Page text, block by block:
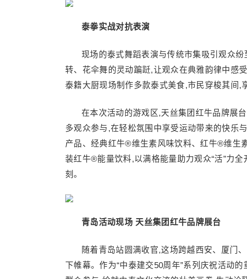
泰拳实战对抗表演
现场的泰式舞蹈表演与传统市集吸引观众
转、花伞舞的灵动蹁跹,让观众在典雅韵律中感
泰籍大厨现场制作多款泰式美食,市民穿梭其间,
在本次活动的游戏区,天丝集团红牛品牌展
多观众参与,在轻松氛围中享受运动带来的快乐
产品、经典红牛®维生素风味饮料、红牛®维生
装红牛®能量饮料,以满格能量助力观众“活”力
刻。
青岛活动现场 天丝集团红牛品牌展台
随着青岛站圆满收官,这场跨越西安、厦门
下帷幕。作为“中泰建交50周年”系列庆祝活动